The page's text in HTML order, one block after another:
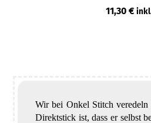
11,30 €
Wir bei Onkel Stitch
Direktstick ist, dass er selbst